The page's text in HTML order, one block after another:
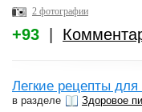
2 фотографии
+93
Легкие рецепты для
в разделе Здоровое